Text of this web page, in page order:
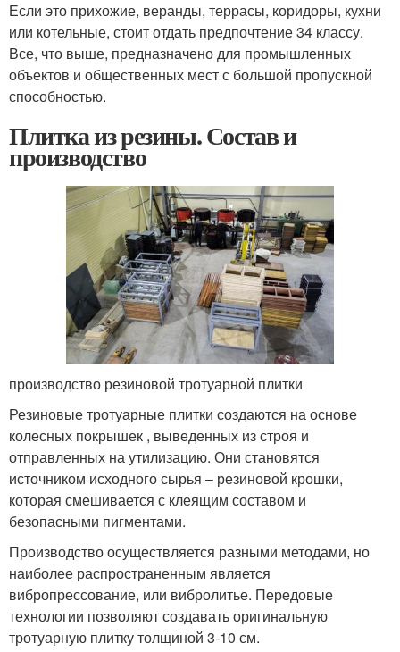
Если это прихожие, веранды, террасы, коридоры, кухни
или котельные, стоит отдать предпочтение 34 классу.
Все, что выше, предназначено для промышленных
объектов и общественных мест с большой пропускной
способностью.
Плитка из резины. Состав и
производство
производство резиновой тротуарной плитки
Резиновые тротуарные плитки создаются на основе
колесных покрышек , выведенных из строя и
отправленных на утилизацию. Они становятся
источником исходного сырья – резиновой крошки,
которая смешивается с клеящим составом и
безопасными пигментами.
Производство осуществляется разными методами, но
наиболее распространенным является
вибропрессование, или вибролитье. Передовые
технологии позволяют создавать оригинальную
тротуарную плитку толщиной 3-10 см.